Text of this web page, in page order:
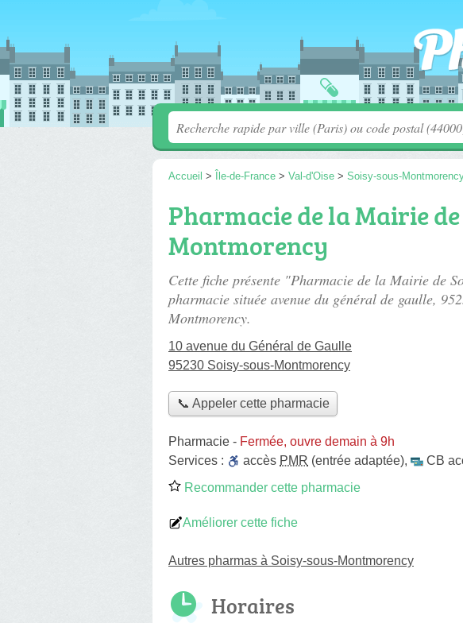
Accueil > Île-de-France > Val-d'Oise > Soisy-sous-
Pharmacie de la Mairie
Montmorency
Cette fiche présente "Pharmacie de la Mairie de
pharmacie située avenue du général de gaulle,
Montmorency.
10 avenue du Général de Gaulle
95230 Soisy-sous-Montmorency
📞 Appeler cette pharmacie
Pharmacie - Fermée, ouvre demain à 9h
Services :
accès PMR (entrée adaptée), CB
Recommander cette pharmacie
Améliorer cette fiche
Autres pharmas à Soisy-sous-Montmorency
Horaires